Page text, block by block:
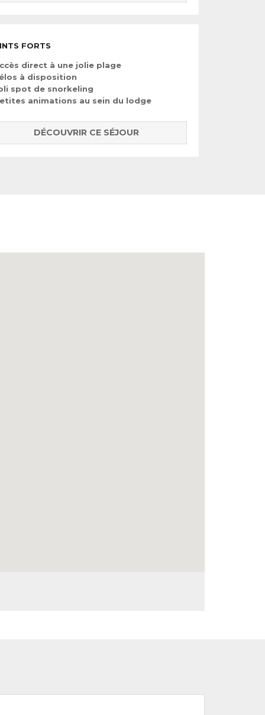
FORTS
direct à une jolie plage
à disposition
spot de snorkeling
animations au sein du lodge
DÉCOUVRIR CE SÉJOUR